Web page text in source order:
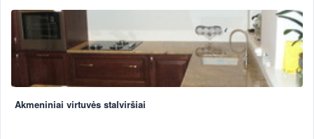
Akmeniniai virtuvės stalviršiai